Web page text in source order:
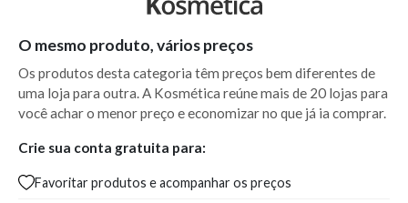
O mesmo produto, vários preços
Os produtos desta categoria têm preços bem diferentes de
uma loja para outra. A Kosmética reúne mais de 20 lojas para
você achar o menor preço e economizar no que já ia comprar.
Crie sua conta gratuita para:
Favoritar produtos e acompanhar os preços